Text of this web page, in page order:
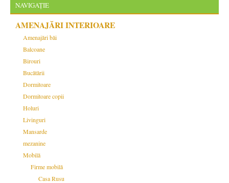
NAVIGAȚIE
AMENAJĂRI INTERIOARE
Amenajări băi
Balcoane
Birouri
Bucătării
Dormitoare
Dormitoare copii
Holuri
Livinguri
Mansarde
mezanine
Mobilă
Firme mobilă
Casa Rusu